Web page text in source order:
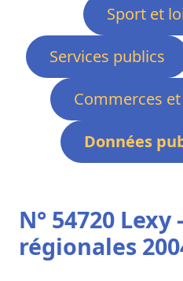
Sport et
Services publics
Commerces
Données
N° 54720
régionales